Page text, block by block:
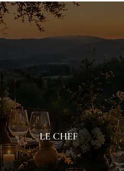
LE CHEF